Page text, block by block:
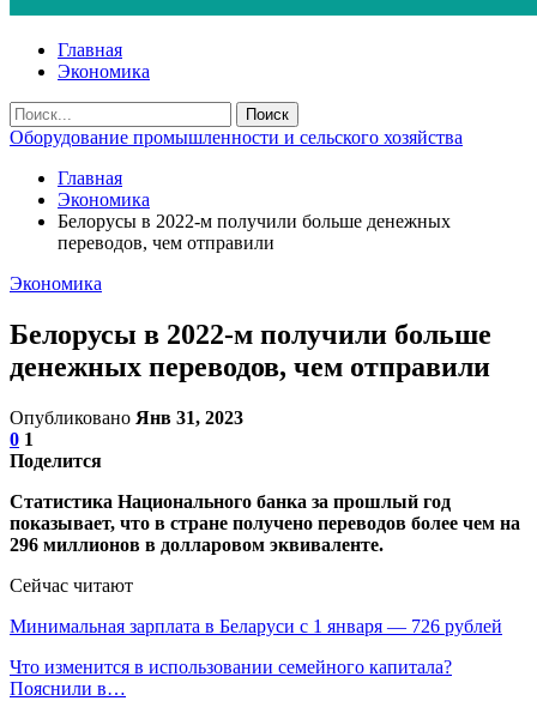
Главная
Экономика
Оборудование промышленности и сельского хозяйства
Главная
Экономика
Белорусы в 2022-м получили больше денежных
переводов, чем отправили
Экономика
Белорусы в 2022-м получили больше
денежных переводов, чем отправили
Опубликовано Янв 31, 2023
0 1
Поделится
Статистика Национального банка за прошлый год
показывает, что в стране получено переводов более чем на
296 миллионов в долларовом эквиваленте.
Сейчас читают
Минимальная зарплата в Беларуси с 1 января — 726 рублей
Что изменится в использовании семейного капитала?
Пояснили в…